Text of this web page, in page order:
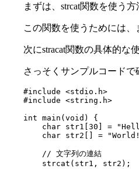
まずは、strcat関数を使う
この関数を使うためには
次にstracat関数の具体的
さっそくサンプルコード
#include <stdio.h>
#include <string.h>
int main(void) {
char str1[30] =
char str2[] =
    // 文字列の連結
    strcat(str1, str2);